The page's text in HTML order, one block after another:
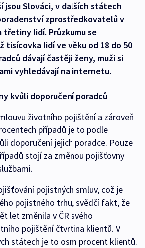
jsou Slováci, v dalších státech
zprostředkovatelů v
třetiny lidí. Průzkumu se
tisícovka lidí ve věku od 18 do 50
dávají častěji ženy, muži si
vyhledávají na internetu.
kvůli doporučení poradců
životního pojištění a zároveň
případů je to podle
doporučení jejich poradce. Pouze
stojí za změnou pojišťovny
pojistných smluv, což je
pojistného trhu, svědčí fakt, že
let změnila v ČR svého
pojištění čtvrtina klientů. V
státech je to osm procent klientů.